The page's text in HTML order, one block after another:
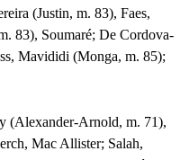
(Justin, m. 83), Faes,
83), Soumaré; De Cordova-
Mavididi (Monga, m. 85);
(Alexander-Arnold, m. 71),
Mac Allister; Salah,